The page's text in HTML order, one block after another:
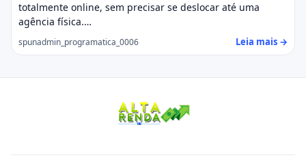
Imóvel
Legal
totalmente online, sem precisar se deslocar até uma
agência física.…
spunadmin_programatica_0006 Leia mais →